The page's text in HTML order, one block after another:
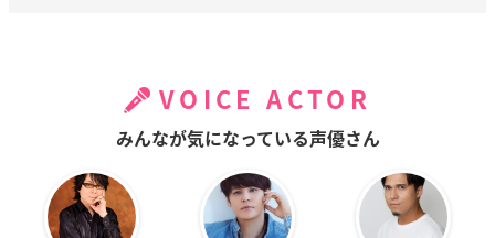
VOICE ACTOR
みんなが気になっている声優さん